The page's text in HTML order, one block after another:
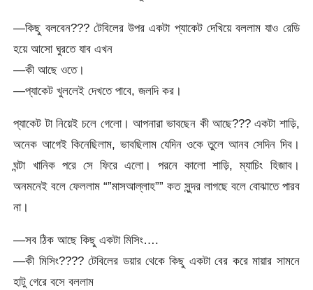
—কিছু বলবেন??? টেবিলের উপর একটা প্যাকেট দেখিয়ে বললাম যাও রেডি
হয়ে আসো ঘুরতে যাব এখন
—কী আছে ওতে।
—প্যাকেট খুললেই দেখতে পাবে, জলদি কর।
প্যাকেট টা নিয়েই চলে গেলো। আপনারা ভাবছেন কী আছে??? একটা শাড়ি,
অনেক আগেই কিনেছিলাম, ভাবছিলাম যেদিন ওকে তুলে আনব সেদিন দিব।
ঘন্টা খানিক পরে সে ফিরে এলো। পরনে কালো শাড়ি, ম্যাচিং হিজাব।
অনমনেই বলে ফেললাম “”মাসআল্লাহ”” কত সুন্দর লাগছে বলে বোঝাতে পারব
না।
—সব ঠিক আছে কিছু একটা মিসিং….
—কী মিসিং???? টেবিলের ডয়ার থেকে কিছু একটা বের করে মায়ার সামনে
হাটু গেরে বসে বললাম